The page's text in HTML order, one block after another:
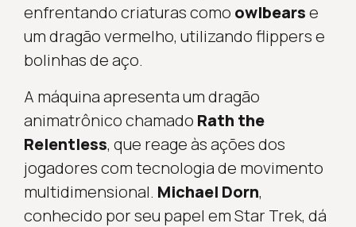
enfrentando criaturas como owlbearse
um dragão vermelho, utilizando flippers e
bolinhas de aço.
A máquina apresenta um dragão
animatrônico chamado Rath the
Relentless, que reage às ações dos
jogadores com tecnologia de movimento
multidimensional. Michael Dorn,
conhecido por seu papel em Star Trek, dá